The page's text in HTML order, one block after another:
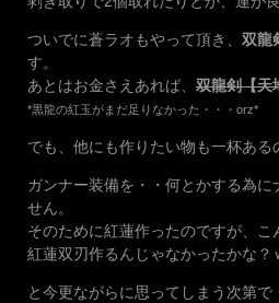
ついでに蒼ラオもやって頂き、 双龍
す。
あとはお金さえあれば、 双龍剣【天
*黒龍の紅玉がまだ足りなかった・・・orz*
でも、他にも作りたい物も一杯ある
ガンナー装備を・・何とかする為に
せん。
そのために紅蓮作ったのですが、こ
紅蓮双刃作るんじゃなかったかな？
と今更ながらに思ってしまう次第で